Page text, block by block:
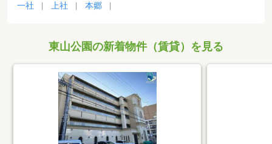
一社 上社 本郷
東山公園の新着物件（賃貸）を見る